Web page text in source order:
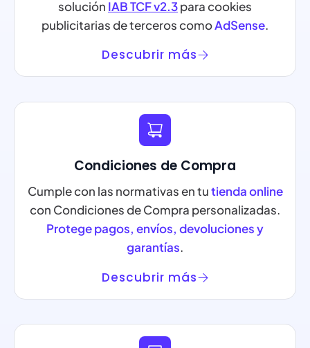
solución IAB TCF v2.3para cookies
publicitarias de terceros comoAdSense.
Descubrir más
Condiciones de Compra
Cumple con las normativas en tutienda online
con Condiciones de Compra personalizadas.
Protege pagos, envíos, devoluciones y
garantías.
Descubrir más